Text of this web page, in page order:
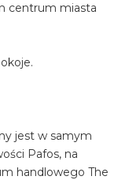
centrum miasta
jest w samym
Pafos, na
handlowego The